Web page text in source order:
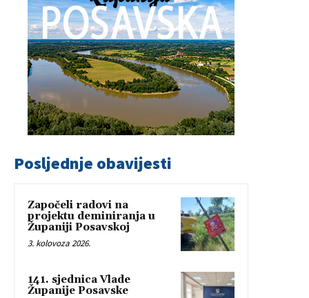
Posljednje obavijesti
Započeli radovi na
projektu deminiranja u
Županiji Posavskoj
3. kolovoza 2026.
141. sjednica Vlade
Županije Posavske